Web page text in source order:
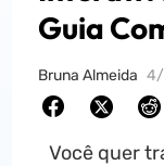
Guia
Bruna Almeida
Você quer